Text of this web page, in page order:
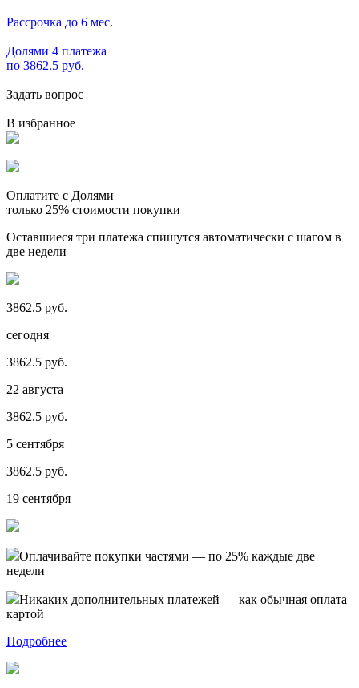
Рассрочка до 6 мес.
Долями 4 платежа
по 3862.5 руб.
Задать вопрос
В избранное
Оплатите с Долями
только 25% стоимости покупки
Оставшиеся три платежа спишутся автоматически с шагом в
две недели
3862.5 руб.
сегодня
3862.5 руб.
22 августа
3862.5 руб.
5 сентября
3862.5 руб.
19 сентября
Оплачивайте покупки частями — по 25% каждые две
недели
Никаких дополнительных платежей — как обычная оплата
картой
Подробнее